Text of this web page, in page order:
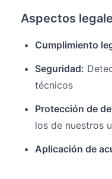
Aspectos
Cumplimiento
Seguridad:
técnicos
Protección de
los de nuestros
Aplicación de